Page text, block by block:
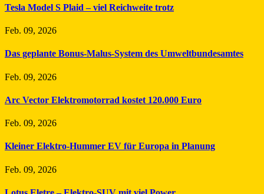
Tesla Model S Plaid – viel Reichweite trotz
Feb. 09, 2026
Das geplante Bonus-Malus-System des Umweltbundesamtes
Feb. 09, 2026
Arc Vector Elektromotorrad kostet 120.000 Euro
Feb. 09, 2026
Kleiner Elektro-Hummer EV für Europa in Planung
Feb. 09, 2026